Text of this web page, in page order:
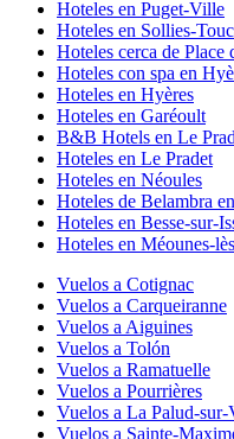
Hoteles en Puget-Ville
Hoteles en Sollies-
Hoteles cerca de Place
Hoteles con spa en
Hoteles en Hyères
Hoteles en Garéoult
B&B Hotels en Le
Hoteles en Le Pradet
Hoteles en Néoules
Hoteles de Belambra
Hoteles en Besse-sur-
Hoteles en Méounes-
Vuelos a Cotignac
Vuelos a Carqueiranne
Vuelos a Aiguines
Vuelos a Tolón
Vuelos a Ramatuelle
Vuelos a Pourrières
Vuelos a La Palud-sur-
Vuelos a Sainte-